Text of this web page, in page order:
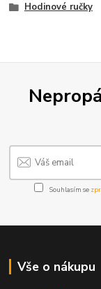
Hodinové ručky
Souhlasím se
Vše o nákupu